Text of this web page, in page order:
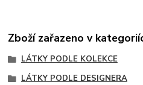
Zboží zařazeno v
LÁTKY PODLE KOLEKCE
LÁTKY PODLE DESIGNERA